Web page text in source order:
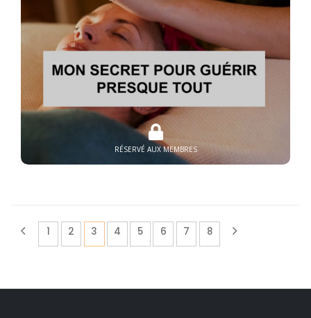
RÉSERVÉ AUX MEMBRES
1 2 3 (current)
4 5 6 7 8